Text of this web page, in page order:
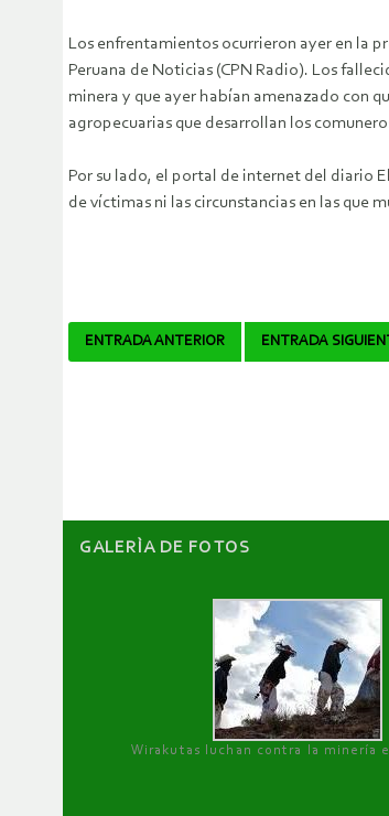
Los enfrentamientos ocurrieron ayer en la
Peruana de Noticias (CPN Radio). Los
minera y que ayer habían amenazado con
agropecuarias que desarrollan los
Por su lado, el portal de internet del diario
de víctimas ni las circunstancias en las que
Navegador
ENTRADA ANTERIOR ENTRADA
GALERÌA DE FOTOS
Wirakutas luchan contra la minería